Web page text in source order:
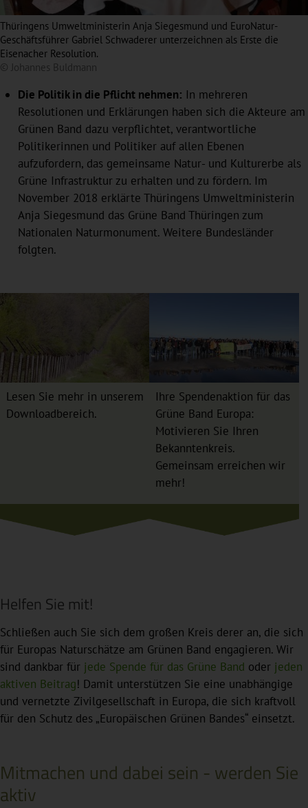
Thüringens Umweltministerin Anja Siegesmund und EuroNatur-
Geschäftsführer Gabriel Schwaderer unterzeichnen als Erste die
Eisenacher Resolution.
© Johannes Buldmann
Die Politik in die Pflicht nehmen: In mehreren
Resolutionen und Erklärungen haben sich die Akteure am
Grünen Band dazu verpflichtet, verantwortliche
Politikerinnen und Politiker auf allen Ebenen
aufzufordern, das gemeinsame Natur- und Kulturerbe als
Grüne Infrastruktur zu erhalten und zu fördern. Im
November 2018 erklärte Thüringens Umweltministerin
Anja Siegesmund das Grüne Band Thüringen zum
Nationalen Naturmonument. Weitere Bundesländer
folgten.
Lesen Sie mehr in unserem
Downloadbereich.
Ihre Spendenaktion für das
Grüne Band Europa:
Motivieren Sie Ihren
Bekanntenkreis.
Gemeinsam erreichen wir
mehr!
Helfen Sie mit!
Schließen auch Sie sich dem großen Kreis derer an, die sich
für Europas Naturschätze am Grünen Band engagieren. Wir
sind dankbar für jede Spende für das Grüne Band oder jeden
aktiven Beitrag! Damit unterstützen Sie eine unabhängige
und vernetzte Zivilgesellschaft in Europa, die sich kraftvoll
für den Schutz des „Europäischen Grünen Bandes“ einsetzt.
Mitmachen und dabei sein - werden Sie
aktiv